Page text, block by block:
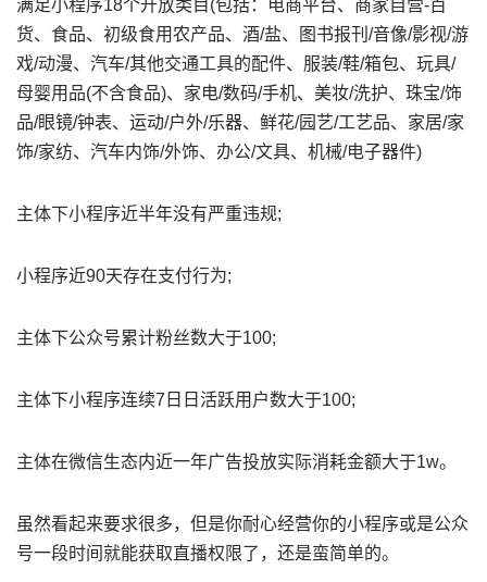
满足小程序18个开放类目(包括：电商平台、商家自营-百
货、食品、初级食用农产品、酒/盐、图书报刊/音像/影视/游
戏/动漫、汽车/其他交通工具的配件、服装/鞋/箱包、玩具/
母婴用品(不含食品)、家电/数码/手机、美妆/洗护、珠宝/饰
品/眼镜/钟表、运动/户外/乐器、鲜花/园艺/工艺品、家居/家
饰/家纺、汽车内饰/外饰、办公/文具、机械/电子器件)
主体下小程序近半年没有严重违规;
小程序近90天存在支付行为;
主体下公众号累计粉丝数大于100;
主体下小程序连续7日日活跃用户数大于100;
主体在微信生态内近一年广告投放实际消耗金额大于1w。
虽然看起来要求很多，但是你耐心经营你的小程序或是公众
号一段时间就能获取直播权限了，还是蛮简单的。